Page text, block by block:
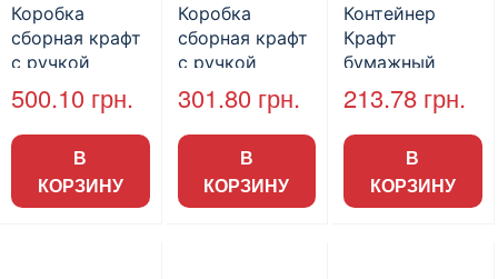
Коробка
сборная крафт
с ручкой
200х140х60мм
ламинированна
я, 50шт/пак
500.10 грн.
В
КОРЗИНУ
Коробка
сборная крафт
с ручкой
140х110х50мм
ламинированна
я, 50шт/пак
301.80 грн.
В
КОРЗИНУ
Контейнер
Крафт
бумажный
Паста-Бокс
500 мл 50шт/
пак
213.78 грн.
В
КОРЗИНУ